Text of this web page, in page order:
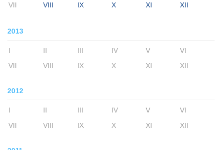
VII VIII IX X XI XII
2013
I II III IV V
VI
VII
VIII IX X XI XII
2012
I II III IV V
VI
VII
VIII IX X XI XII